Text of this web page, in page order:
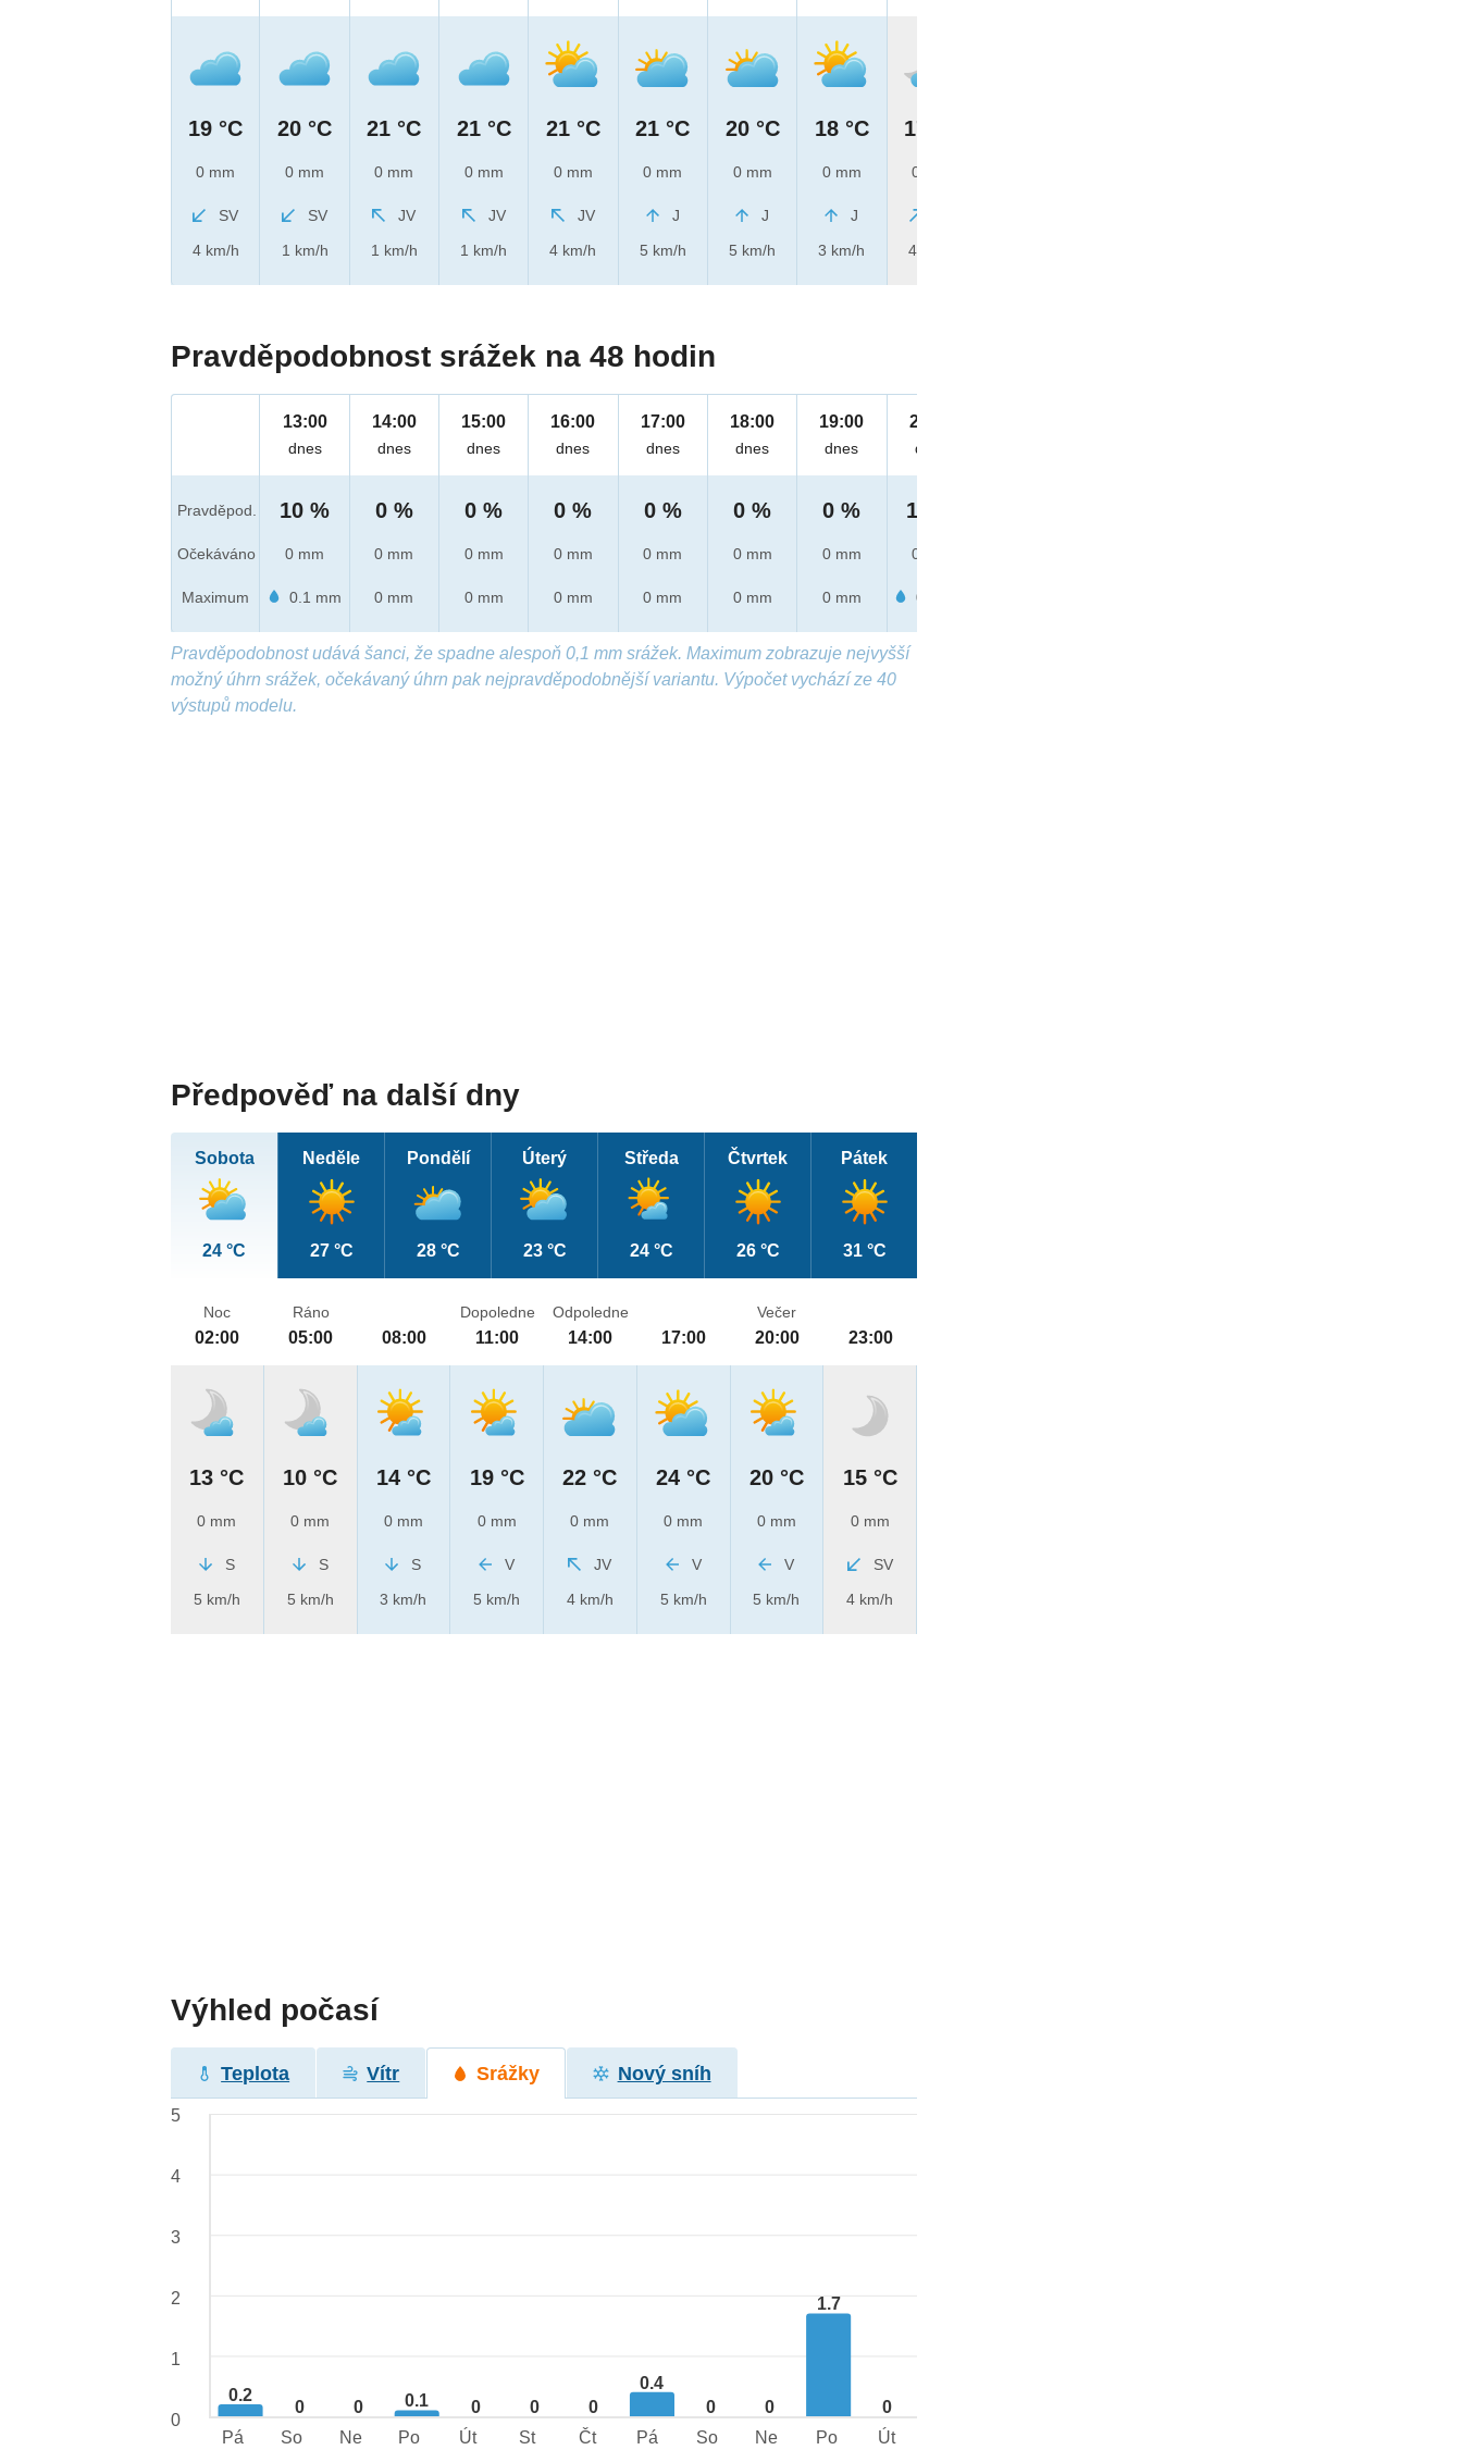
19 °C
0 mm
SV
4 km/h
20 °C
0 mm
SV
1 km/h
21 °C
0 mm
JV
1 km/h
21 °C
0 mm
JV
1 km/h
21 °C
0 mm
JV
4 km/h
21 °C
0 mm
J
5 km/h
20 °C
0 mm
J
5 km/h
18 °C
0 mm
J
3 km/h
17 °C
0 mm
4 km/h
Pravděpodobnost srážek na 48 hodin
Pravděpod.
Očekáváno
Maximum
13:00
dnes
10 %
0 mm
0.1 mm
14:00
dnes
0 %
0 mm
0 mm
15:00
dnes
0 %
0 mm
0 mm
16:00
dnes
0 %
0 mm
0 mm
17:00
dnes
0 %
0 mm
0 mm
18:00
dnes
0 %
0 mm
0 mm
19:00
dnes
0 %
0 mm
0 mm
20:00
dnes
10 %
0 mm
0.2 mm
Pravděpodobnost udává šanci, že spadne alespoň 0,1 mm srážek. Maximum zobrazuje nejvyšší
možný úhrn srážek, očekávaný úhrn pak nejpravděpodobnější variantu. Výpočet vychází ze 40
výstupů modelu.
Předpověď na další dny
Sobota
24 °C
Neděle
27 °C
Pondělí
28 °C
Úterý
23 °C
Středa
24 °C
Čtvrtek
26 °C
Pátek
31 °C
Noc
02:00
13 °C
0 mm
S
5 km/h
Ráno
05:00
10 °C
0 mm
S
5 km/h
08:00
14 °C
0 mm
S
3 km/h
Dopoledne
11:00
19 °C
0 mm
V
5 km/h
Odpoledne
14:00
22 °C
0 mm
JV
4 km/h
17:00
24 °C
0 mm
V
5 km/h
Večer
20:00
20 °C
0 mm
V
5 km/h
23:00
15 °C
0 mm
SV
4 km/h
Výhled počasí
Teplota Vítr Srážky Nový sníh
0.2
0 0 0.1 0 0 0
0.4
0 0
1.7
0
5
4
3
2
1
0
Pá
So Ne Po Út St Čt Pá So Ne Po Út